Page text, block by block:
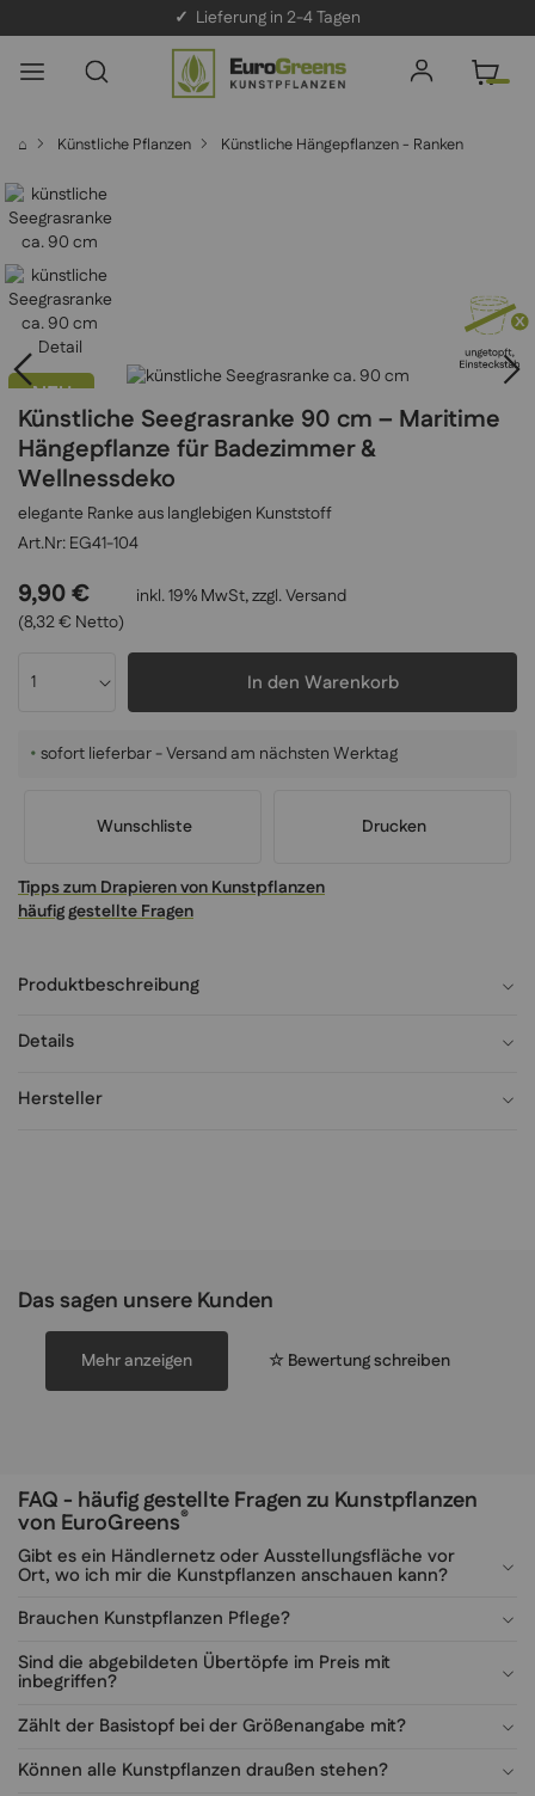
✓ Lieferung in 2-4 Tagen
⌂ Künstliche Pflanzen Künstliche Hängepflanzen - Ranken
NEU
Künstliche Seegrasranke 90 cm – Maritime
Hängepflanze für Badezimmer &
Wellnessdeko
elegante Ranke aus langlebigen Kunststoff
EG41-104
9,90 €
(8,32 € Netto)
inkl. 19% MwSt, zzgl.Versand
In den Warenkorb
• sofort lieferbar - Versand am nächsten Werktag
Wunschliste Drucken
Tipps zum Drapieren von Kunstpflanzen
häufig gestellte Fragen
Produktbeschreibung
Details
Hersteller
Das sagen unsere Kunden
Mehr anzeigen ☆ Bewertung schreiben
FAQ - häufig gestellte Fragen zu Kunstpflanzen
von EuroGreens®
Gibt es ein Händlernetz oder Ausstellungsfläche vor
Ort, wo ich mir die Kunstpflanzen anschauen kann?
Brauchen Kunstpflanzen Pflege?
Sind die abgebildeten Übertöpfe im Preis mit
inbegriffen?
Zählt der Basistopf bei der Größenangabe mit?
Können alle Kunstpflanzen draußen stehen?